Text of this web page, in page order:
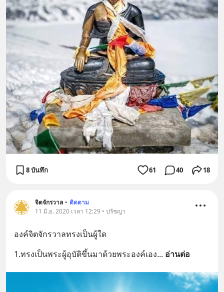
8 บันทึก 61 40 18
จิตจักรวาล • ติดตาม
11 มิ.ย. 2020 เวลา 12:29 • ปรัชญา
องค์จิตจักรวาลทรงเป็นผู้ใด
1.ทรงเป็นพระผู้อุบัติขึ้นมาด้วยพระองค์เอง... อ่านต่อ